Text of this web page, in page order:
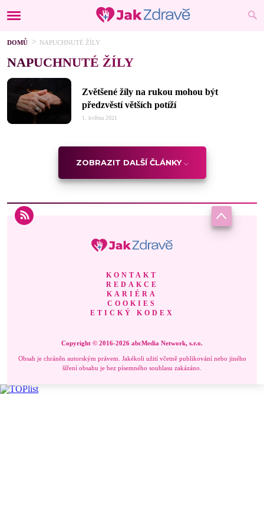
DOMŮ NAPUCHNUTÉ ŽÍLY
NAPUCHNUTÉ ŽÍLY
Zvětšené žíly na rukou mohou být
předzvěstí větších potíží
1. května 2021
ZOBRAZIT DALŠÍ ČLÁNKY
KONTAKT
REDAKCE
KARIÉRA
COOKIES
ETICKÝ KODEX
Copyright © 2016-2026 abcMedia Network, s.r.o.
Obsah je chráněn autorským právem. Jakékoli užití včetně publikování nebo jiného
šíření obsahu je bez písemného souhlasu zakázáno.